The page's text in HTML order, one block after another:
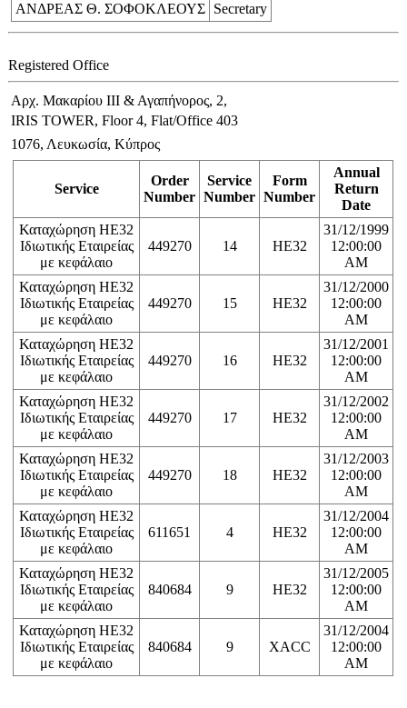
ΑΝΔΡΕΑΣ Θ. ΣΟΦΟΚΛΕΟΥΣ Secretary
Registered Office
Αρχ. Μακαρίου ΙΙΙ & Αγαπήνορος, 2,
IRIS TOWER, Floor 4, Flat/Office 403
1076, Λευκωσία, Κύπρος
Service
Order
Number
Service
Number
Form
Number
Annual
Return
Date
Καταχώρηση ΗΕ32
Ιδιωτικής Εταιρείας
με κεφάλαιο
449270 14 HE32
31/12/1999
12:00:00
AM
Καταχώρηση ΗΕ32
Ιδιωτικής Εταιρείας
με κεφάλαιο
449270 15 HE32
31/12/2000
12:00:00
AM
Καταχώρηση ΗΕ32
Ιδιωτικής Εταιρείας
με κεφάλαιο
449270 16 HE32
31/12/2001
12:00:00
AM
Καταχώρηση ΗΕ32
Ιδιωτικής Εταιρείας
με κεφάλαιο
449270 17 HE32
31/12/2002
12:00:00
AM
Καταχώρηση ΗΕ32
Ιδιωτικής Εταιρείας
με κεφάλαιο
449270 18 HE32
31/12/2003
12:00:00
AM
Καταχώρηση ΗΕ32
Ιδιωτικής Εταιρείας
με κεφάλαιο
611651 4 HE32
31/12/2004
12:00:00
AM
Καταχώρηση ΗΕ32
Ιδιωτικής Εταιρείας
με κεφάλαιο
840684 9 HE32
31/12/2005
12:00:00
AM
Καταχώρηση ΗΕ32
Ιδιωτικής Εταιρείας
με κεφάλαιο
840684 9 XACC
31/12/2004
12:00:00
AM